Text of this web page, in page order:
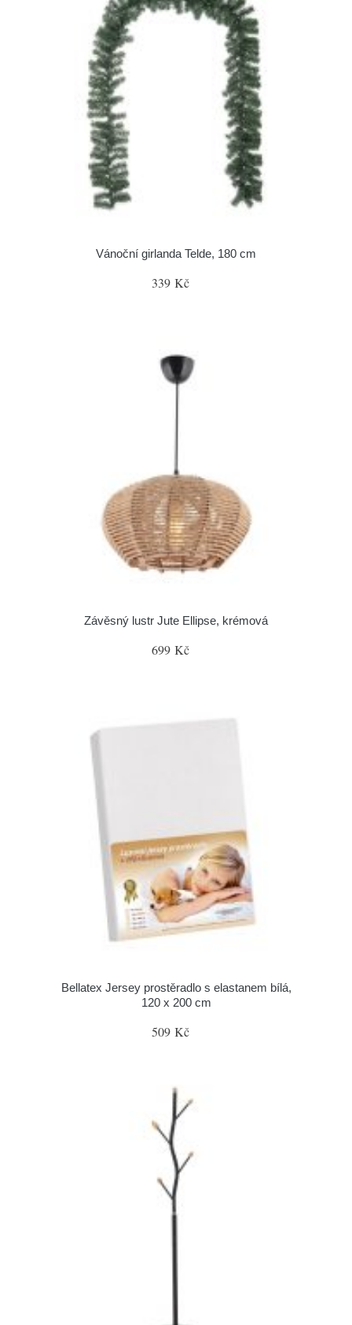
Vánoční girlanda Telde, 180 cm
339 Kč
Závěsný lustr Jute Ellipse, krémová
699 Kč
Bellatex Jersey prostěradlo s elastanem bílá,
120 x 200 cm
509 Kč